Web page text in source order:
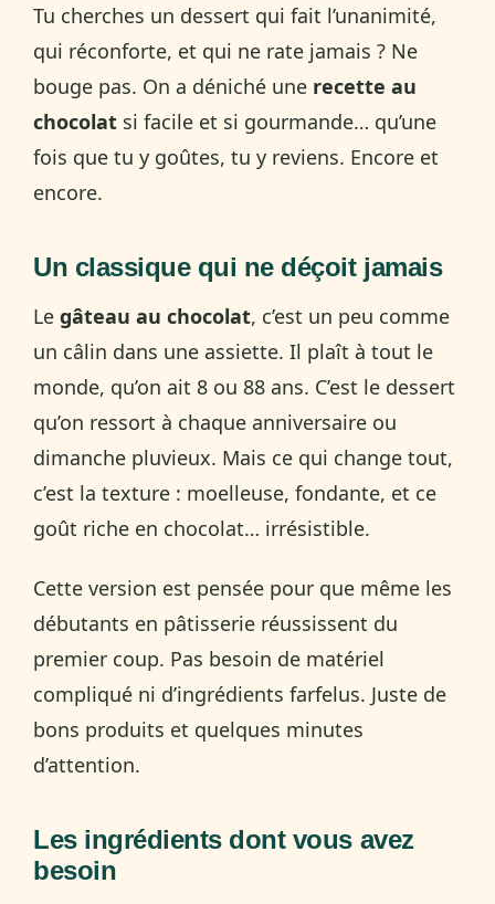
Tu cherches un dessert qui fait l’unanimité,
qui réconforte, et qui ne rate jamais ? Ne
bouge pas. On a déniché une recette au
chocolat si facile et si gourmande… qu’une
fois que tu y goûtes, tu y reviens. Encore et
encore.
Un classique qui ne déçoit jamais
Le gâteau au chocolat, c’est un peu comme
un câlin dans une assiette. Il plaît à tout le
monde, qu’on ait 8 ou 88 ans. C’est le dessert
qu’on ressort à chaque anniversaire ou
dimanche pluvieux. Mais ce qui change tout,
c’est la texture : moelleuse, fondante, et ce
goût riche en chocolat… irrésistible.
Cette version est pensée pour que même les
débutants en pâtisserie réussissent du
premier coup. Pas besoin de matériel
compliqué ni d’ingrédients farfelus. Juste de
bons produits et quelques minutes
d’attention.
Les ingrédients dont vous avez
besoin